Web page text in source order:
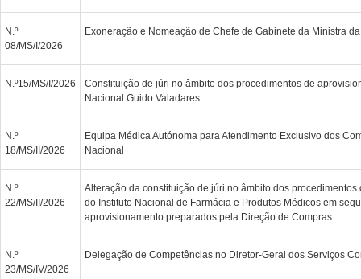
N.º
08/MS/I/2026
Exoneração e Nomeação de Chefe de Gabinete da Ministra
N.º15/MS/I/2026
Constituição de júri no âmbito dos procedimentos de
Nacional Guido Valadares
N.º
18/MS/II/2026
Equipa Médica Autónoma para Atendimento Exclusivo dos
Nacional
N.º
22/MS/II/2026
Alteração da constituição de júri no âmbito dos
do Instituto Nacional de Farmácia e Produtos Médicos em
aprovisionamento preparados pela Direção de Compras.
N.º
23/MS/IV/2026
Delegação de Competências no Diretor-Geral dos Serviços